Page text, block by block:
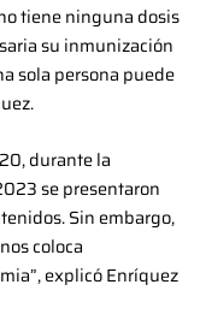
tiene ninguna dosis
su inmunización
sola persona puede
durante la
se presentaron
Sin embargo,
coloca
explicó Enríquez